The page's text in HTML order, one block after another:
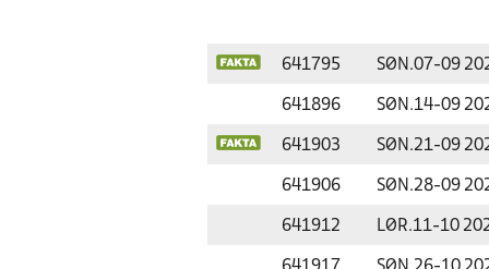
641795 SØN.07-09
641896 SØN.14-09
641903 SØN.21-09
641906 SØN.28-09
641912 LØR.11-10